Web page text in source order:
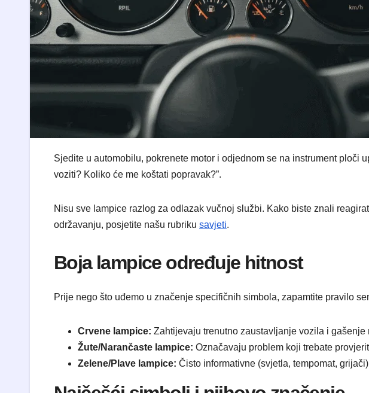
Sjedite u automobilu, pokrenete motor i odjednom se na instrument
voziti? Koliko će me koštati popravak?”.
​Nisu sve lampice razlog za odlazak vučnoj službi. Kako biste znali
održavanju, posjetite našu rubriku savjeti.
​Boja lampice određuje hitnost
​Prije nego što uđemo u značenje specifičnih simbola, zapamtite pravilo
Crvene lampice: Zahtijevaju trenutno zaustavljanje vozila i
Žute/Narančaste lampice: Označavaju problem koji trebate
Zelene/Plave lampice: Čisto informativne (svjetla, tempomat,